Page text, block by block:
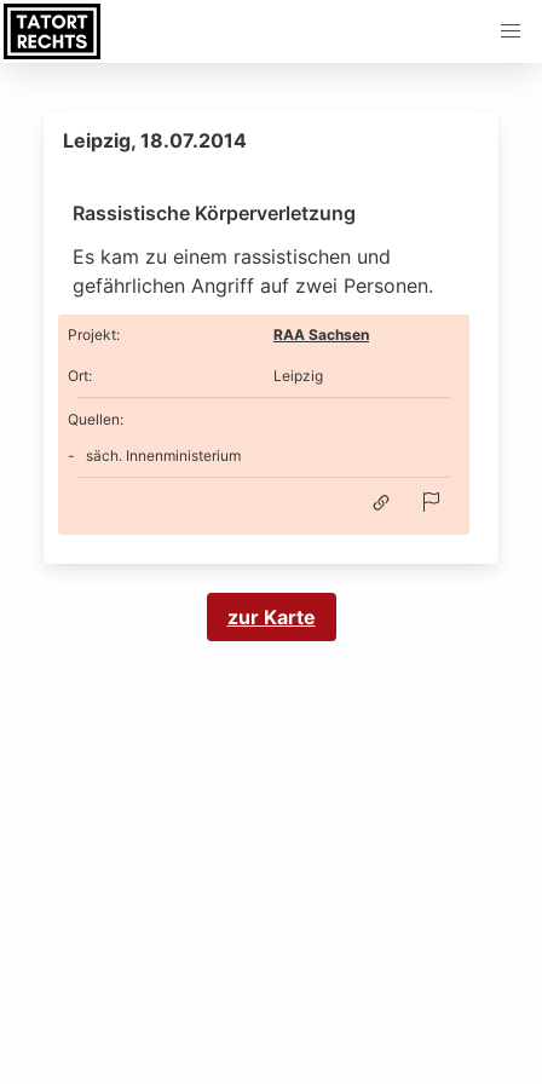
Leipzig, 18.07.2014
Rassistische Körperverletzung
Es kam zu einem rassistischen und
gefährlichen Angriff auf zwei Personen.
Projekt: RAA Sachsen
Ort: Leipzig
Quellen:
säch. Innenministerium
zur Karte